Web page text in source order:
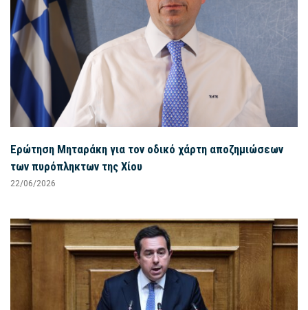
Ερώτηση Μηταράκη για τον οδικό χάρτη αποζημιώσεων
των πυρόπληκτων της Χίου
22/06/2026